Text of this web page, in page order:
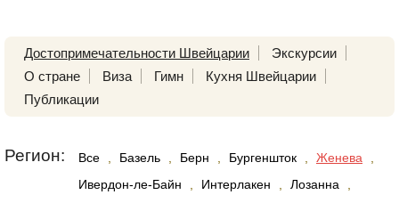
Достопримечательности Швейцарии
Экскурсии
О стране
Виза Гимн
Кухня Швейцарии
Публикации
Регион: Все Базель Берн Бургеншток Женева
Ивердон-ле-Байн
Интерлакен Лозанна